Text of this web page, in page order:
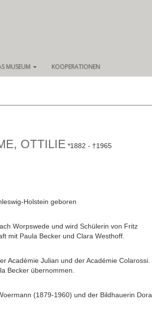
MUSEUM KOOPERATIONEN
OTTILIE 1882
1965
Holstein geboren
Worpswede und wird Schülerin von Fritz
mit Paula Becker und Clara Westhoff.
Académie Julian und der Académie Colarossi.
Becker übernommen.
(1879-1960) und der Bildhauerin Dora